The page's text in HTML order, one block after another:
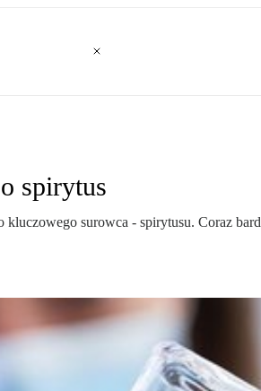
spirytus
surowca - spirytusu. Coraz